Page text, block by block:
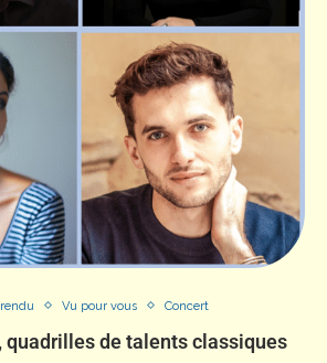
Vu pour vous Concert
quadrilles de talents classiques